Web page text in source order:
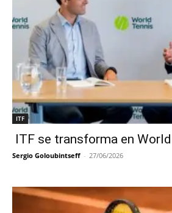
ITF
ITF se transforma en
Sergio Goloubintseff - 27/06/2026